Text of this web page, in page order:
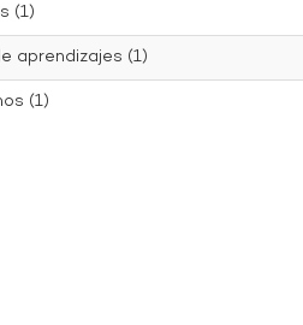
(1)
aprendizajes (1)
(1)